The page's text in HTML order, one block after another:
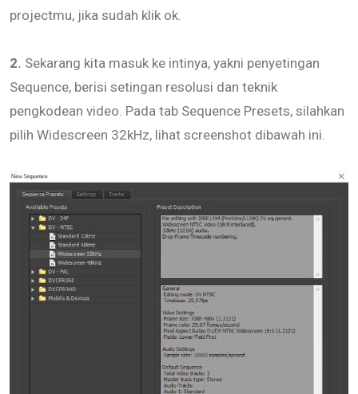
projectmu, jika sudah klik ok.
2. Sekarang kita masuk ke intinya, yakni penyetingan
Sequence, berisi setingan resolusi dan teknik
pengkodean video. Pada tab Sequence Presets, silahkan
pilih Widescreen 32kHz, lihat screenshot dibawah ini.